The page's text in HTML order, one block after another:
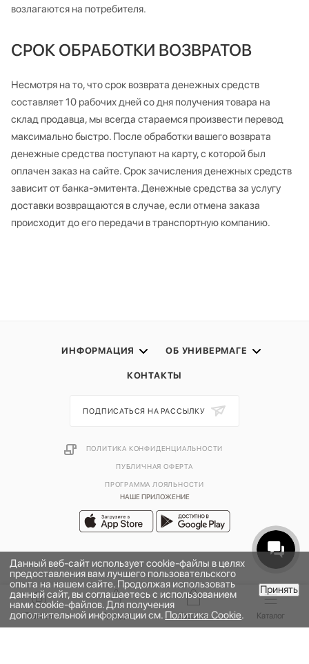
возлагаются на потребителя.
СРОК ОБРАБОТКИ ВОЗВРАТОВ
Несмотря на то, что срок возврата денежных средств
составляет 10 рабочих дней со дня получения товара на
склад продавца, мы всегда стараемся произвести перевод
максимально быстро. После обработки вашего возврата
денежные средства поступают на карту, с которой был
оплачен заказ на сайте. Срок зачисления денежных средств
зависит от банка-эмитента. Денежные средства за услугу
доставки возвращаются в случае, если отмена заказа
происходит до его передачи в транспортную компанию.
ИНФОРМАЦИЯ ОБ УНИВЕРМАГЕ
КОНТАКТЫ
НАШЕ ПРИЛОЖЕНИЕ
ПОДПИСАТЬСЯ НА РАССЫЛКУ
ПОЛИТИКА КОНФИДЕНЦИАЛЬНОСТИ
ПУБЛИЧНАЯ ОФЕРТА
ПРОГРАММА ЛОЯЛЬНОСТИ
2026 © УНИВЕРМАГ БОЛЬШОЙ | ООО "НЬЮ МАРКЕТ"
Данный веб-сайт использует cookie-файлы в целях
предоставления вам лучшего пользовательского
опыта на нашем сайте. Продолжая использовать
данный сайт, вы соглашаетесь с использованием
нами cookie-файлов. Для получения
дополнительной информации см. Политика Cookie.
Принять
Главная Бренды Корзина Каталог